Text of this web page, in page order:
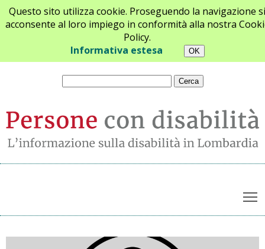
Questo sito utilizza cookie. Proseguendo la navigazione si
acconsente al loro impiego in conformità alla nostra
Policy.
Informativa estesa
Chi siamo Newsletter Contatti
Archivio notizie